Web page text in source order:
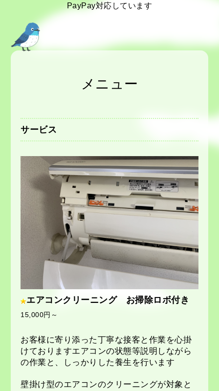
PayPay対応しています
メニュー
サービス
エアコンクリーニング お掃除ロボ付き
15,000円～
お客様に寄り添った丁寧な接客と作業を心掛
けておりますエアコンの状態等説明しながら
の作業と、しっかりした養生を行います
壁掛け型のエアコンのクリーニングが対象と